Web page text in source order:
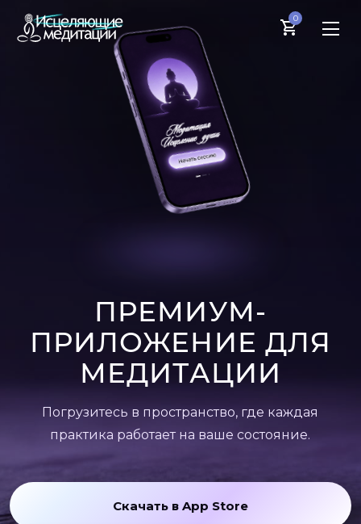
0
ПРЕМИУМ-
ПРИЛОЖЕНИЕ ДЛЯ
МЕДИТАЦИИ
Погрузитесь в пространство, где каждая
практика работает на ваше состояние.
Скачать в App Store